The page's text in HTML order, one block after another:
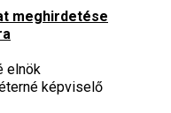
meghirdetése
elnök
képviselő